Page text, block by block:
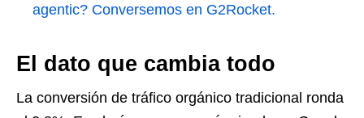
agentic? Conversemos en G2Rocket.
El dato que cambia todo
La conversión de tráfico orgánico tradicional ronda